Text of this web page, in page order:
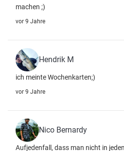
machen ;)
vor 9 Jahre
Hendrik M
ich meinte Wochenkarten;)
vor 9 Jahre
Nico Bernardy
Aufjedenfall, dass man nicht in